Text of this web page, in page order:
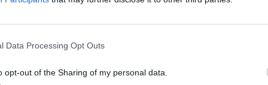
Data Processing Opt Outs
opt-out of the Sharing of my personal data.